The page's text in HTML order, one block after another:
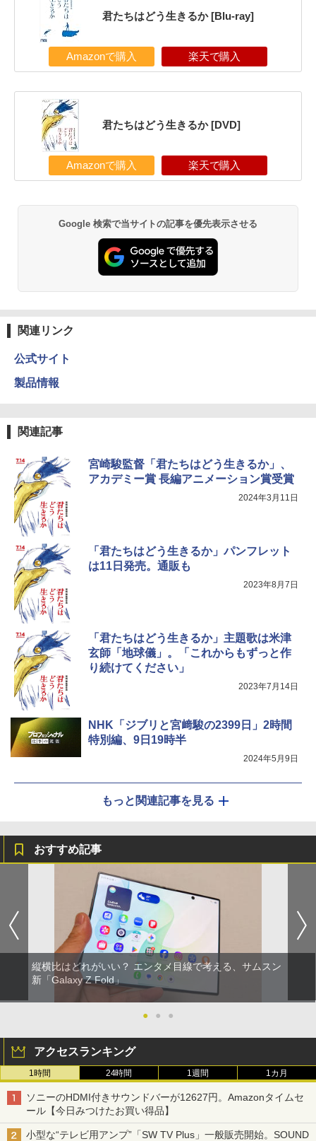
君たちはどう生きるか [Blu-ray]
Amazonで購入 楽天で購入
君たちはどう生きるか [DVD]
Amazonで購入 楽天で購入
Google 検索で当サイトの記事を優先表示させる
関連リンク
公式サイト
製品情報
関連記事
宮崎駿監督「君たちはどう生きるか」、
アカデミー賞 長編アニメーション賞受賞
2024年3月11日
「君たちはどう生きるか」パンフレット
は11日発売。通販も
2023年8月7日
「君たちはどう生きるか」主題歌は米津
玄師「地球儀」。「これからもずっと作
り続けてください」
2023年7月14日
NHK「ジブリと宮﨑駿の2399日」2時間
特別編、9日19時半
2024年5月9日
もっと関連記事を見る
おすすめ記事
縦横比はどれがいい？ エンタメ目線で考える、サムスン
新「Galaxy Z Fold」
● ● ●
アクセスランキング
1時間 24時間 1週間 1カ月
ソニーのHDMI付きサウンドバーが12627円。Amazonタイムセ
ール【今日みつけたお買い得品】
小型な“テレビ用アンプ”「SW TV Plus」一般販売開始。SOUND